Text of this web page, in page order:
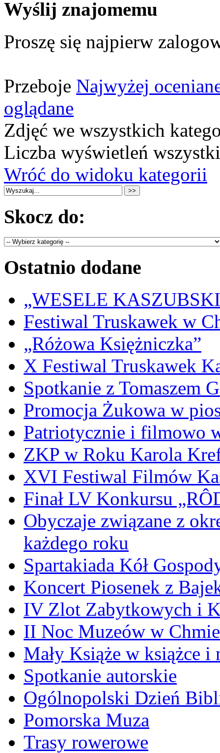
Wyślij znajomemu
Proszę się najpierw
Przeboje Najwyżej
oglądane
Zdjęć we wszystkich
Liczba wyświetleń
Wróć do widoku kategorii
Skocz do:
Ostatnio dodane
„WESELE
Festiwal Truskawek w
„Różowa Księżniczka”
X Festiwal Truskawek
Spotkanie z Tomaszem
Promocja Żukowa w
Patriotycznie i filmowo
ZKP w Roku Karola
XVI Festiwal Filmów
Finał LV Konkursu
Obyczaje związane z
każdego roku
Spartakiada Kół
Koncert Piosenek z
IV Zlot Zabytkowych i
II Noc Muzeów w
Mały Książe w książce i
Spotkanie autorskie
Ogólnopolski Dzień
Pomorska Muza
Trasy rowerowe